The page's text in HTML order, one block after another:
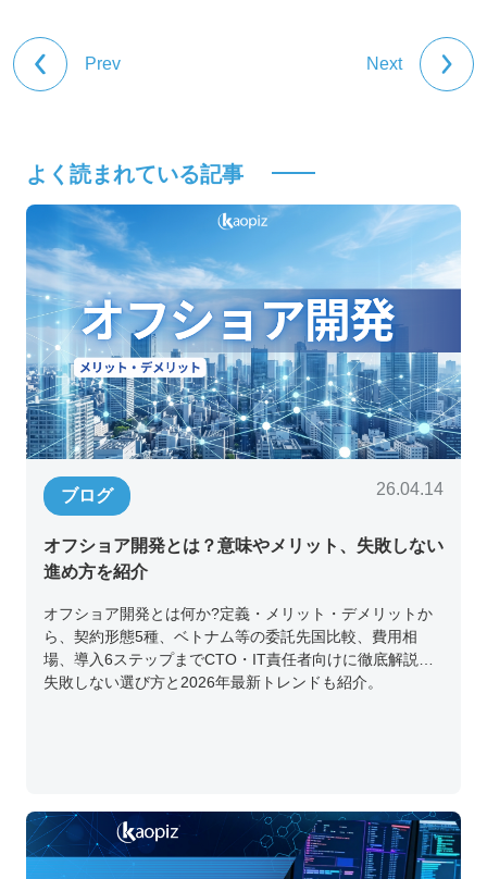
Prev Next
よく読まれている記事
ブログ 26.04.14
オフショア開発とは？意味やメリット、失敗しない
進め方を紹介
オフショア開発とは何か?定義・メリット・デメリットか
ら、契約形態5種、ベトナム等の委託先国比較、費用相
場、導入6ステップまでCTO・IT責任者向けに徹底解説。
失敗しない選び方と2026年最新トレンドも紹介。